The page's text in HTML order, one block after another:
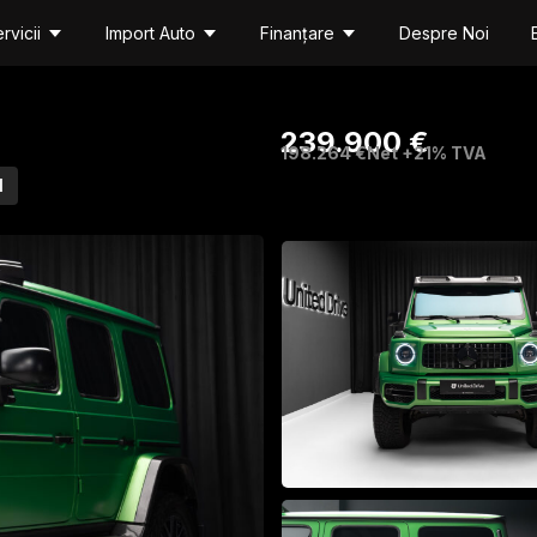
Import Auto Finanțare Despre Noi
239.900 €
198.264 €Net +21% TVA